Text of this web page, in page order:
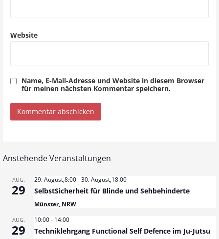
Website
Name, E-Mail-Adresse und Website in diesem Browser
für meinen nächsten Kommentar speichern.
Anstehende Veranstaltungen
AUG.
29
29. August,8:00-30. August,18:00
SelbstSicherheit für Blinde und Sehbehinderte
Münster, NRW
AUG.
29
10:00- 14:00
Techniklehrgang Functional Self Defence im Ju-Jutsu